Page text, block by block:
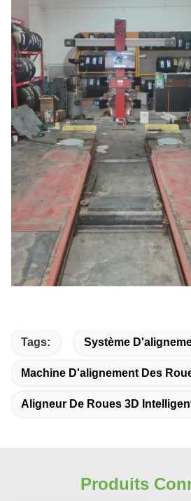
Tags: Système
Machine D'alignement Des
Aligneur De Roues 3D
Produits